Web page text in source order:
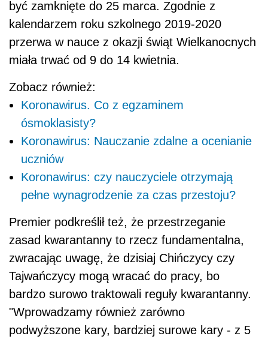
być zamknięte do 25 marca. Zgodnie z
kalendarzem roku szkolnego 2019-2020
przerwa w nauce z okazji świąt Wielkanocnych
miała trwać od 9 do 14 kwietnia.
Zobacz również:
Koronawirus. Co z egzaminem
ósmoklasisty?
Koronawirus: Nauczanie zdalne a ocenianie
uczniów
Koronawirus: czy nauczyciele otrzymają
pełne wynagrodzenie za czas przestoju?
Premier podkreślił też, że przestrzeganie
zasad kwarantanny to rzecz fundamentalna,
zwracając uwagę, że dzisiaj Chińczycy czy
Tajwańczycy mogą wracać do pracy, bo
bardzo surowo traktowali reguły kwarantanny.
"Wprowadzamy również zarówno
podwyższone kary, bardziej surowe kary - z 5